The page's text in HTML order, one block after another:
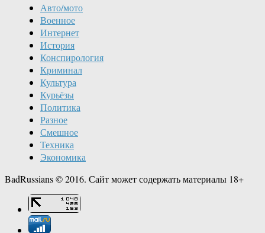
Авто/мото
Военное
Интернет
История
Конспирология
Криминал
Культура
Курьёзы
Политика
Разное
Смешное
Техника
Экономика
BadRussians © 2016. Сайт может содержать материалы 18+